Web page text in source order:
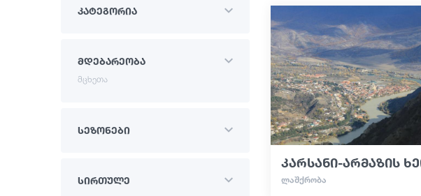
კატეგორია
მდებარეობა
მცხეთა
სეზონები
სირთულე
კარსანი-არმაზის
ᲚᲐᲨᲥᲠᲝᲑᲐ